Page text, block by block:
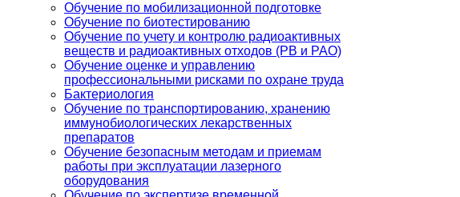
Обучение по мобилизационной подготовке
Обучение по биотестированию
Обучение по учету и контролю радиоактивных
веществ и радиоактивных отходов (РВ и РАО)
Обучение оценке и управлению
профессиональными рисками по охране труда
Бактериология
Обучение по транспортированию, хранению
иммунобиологических лекарственных
препаратов
Обучение безопасным методам и приемам
работы при эксплуатации лазерного
оборудования